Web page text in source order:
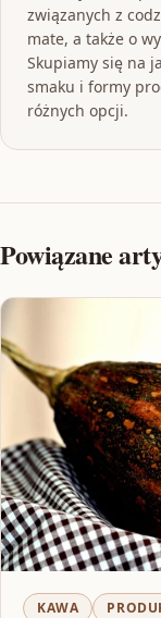
związanych z
mate, a także o
Skupiamy się na
smaku i formy
różnych opcji.
Powiązane
KAWA